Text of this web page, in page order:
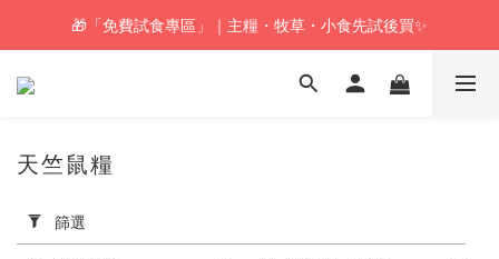
🚚訂單折實$350以上即可享本地包郵📦
🎁「免費試食專區」｜主糧・牧草・小食先試後買✨
🚚訂單折實$350以上即可享本地包郵📦
用
篩
天竺鼠糧
篩選